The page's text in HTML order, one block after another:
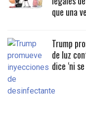
que una
Trump
de luz
dice ‘ni